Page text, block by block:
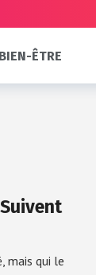
BIEN-ÊTRE
mais qui le